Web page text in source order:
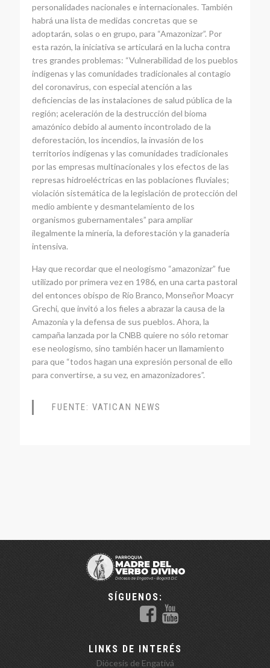
personalidades nacionales e internacionales. También
habrá una lista de medidas concretas que se
adoptarán, solas o en grupo, para “Amazonizar”. Por
esta razón, la iniciativa se articulará en la lucha contra
tres grandes problemas: “Vulnerabilidad de los pueblos
indígenas y las comunidades tradicionales al contagio
del coronavirus, con especial atención a las
deficiencias de las instalaciones de salud pública de la
región; aceleración de la destrucción del bioma
amazónico debido al aumento incontrolado de la
deforestación, los incendios, la invasión de los
territorios indígenas y las comunidades tradicionales
por las empresas multinacionales y los efectos de las
represas hidroeléctricas en las poblaciones fluviales;
violación sistemática de la legislación de protección del
medio ambiente y desmantelamiento de los
organismos gubernamentales” para ampliar
ilegalmente la minería, la deforestación y la ganadería
intensiva.
Hay que recordar que el neologismo “amazonizar” fue
utilizado por primera vez en 1986, en una carta pastoral
del entonces obispo de Río Branco, Monseñor Moacyr
Grechi, que invitó a los fieles a abrazar la causa de la
Amazonia y la defensa de sus pueblos. Ahora, la
campaña lanzada por la CNBB quiere no sólo retomar
ese neologismo, sino también hacer un llamamiento
para que “todos hagan una expresión personal de ello
para convertirse, a su vez, en amazonizadores”.
FUENTE: VATICAN NEWS
SÍGUENOS:
LINKS DE INTERÉS
Diócesis de Engativá